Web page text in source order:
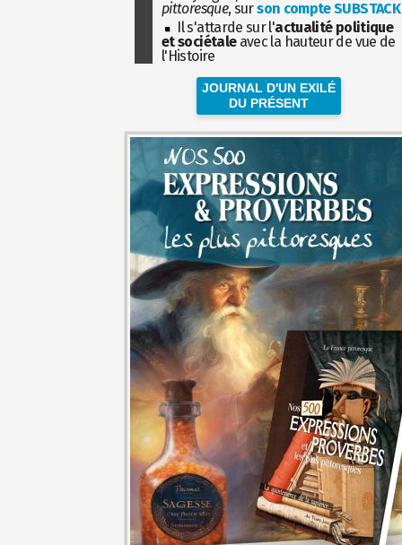
pittoresque, surson compte SUBSTACK
Il s'attarde sur l'actualité politique
et sociétaleavec la hauteur de vue de
l'Histoire
JOURNAL D'UN EXILÉ
DU PRÉSENT